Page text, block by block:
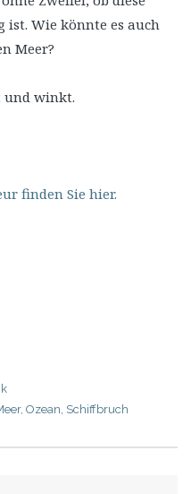
ist. Wie könnte es auch
Meer?
und winkt.
finden Sie hier.
, Ozean Schiffbruch